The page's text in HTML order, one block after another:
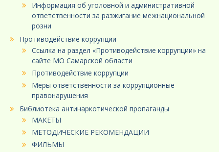
Информация об уголовной и административной
ответственности за разжигание межнациональной
розни
Противодействие коррупции
Ссылка на раздел «Противодействие коррупции» на
сайте МО Самарской области
Противодействие коррупции
Меры ответственности за коррупционные
правонарушения
Библиотека антинаркотической пропаганды
МАКЕТЫ
МЕТОДИЧЕСКИЕ РЕКОМЕНДАЦИИ
ФИЛЬМЫ